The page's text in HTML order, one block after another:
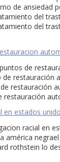
de ansiedad
del
del
de
de restauración
restauración
restauración
en estados
racial en
américa
rothstein lo